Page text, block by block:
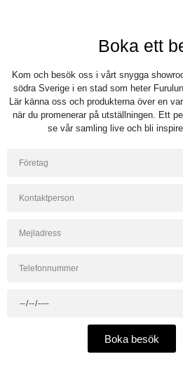
Boka ett
Kom och besök oss i vårt snygga
södra Sverige i en stad som heter
Lär känna oss och produkterna över en
när du promenerar på utställningen. Ett
se vår samling live och bli
Boka besök